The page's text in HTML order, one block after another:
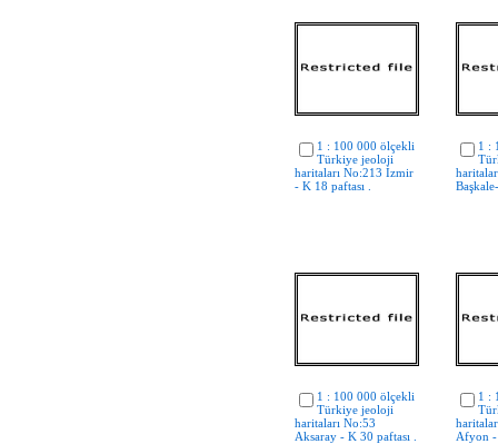
1 : 100 000 ölçekli
Türkiye jeoloji
haritaları No:213 İzmir
- K 18 paftası .
1 :
1 : 100 000 ölçekli
Türkiye jeoloji
haritaları No:53
Aksaray - K 30 paftası .
1 :
Afyon -